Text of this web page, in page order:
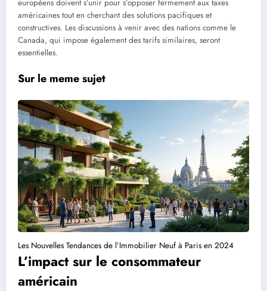
européens doivent s’unir pour s’opposer fermement aux taxes
américaines tout en cherchant des solutions pacifiques et
constructives. Les discussions à venir avec des nations comme le
Canada, qui impose également des tarifs similaires, seront
essentielles.
Sur le meme sujet
Les Nouvelles Tendances de l’Immobilier Neuf à Paris en 2024
L’impact sur le consommateur
américain